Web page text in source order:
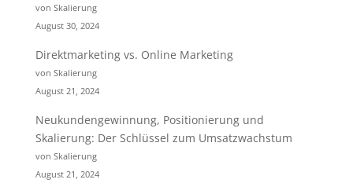
von Skalierung
August 30, 2024
Direktmarketing vs. Online Marketing
von Skalierung
August 21, 2024
Neukundengewinnung, Positionierung und
Skalierung: Der Schlüssel zum Umsatzwachstum
von Skalierung
August 21, 2024